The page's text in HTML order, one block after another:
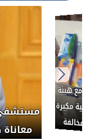
الدواء
لضبط المنشآت الطبية المخالفة.....
خبيث